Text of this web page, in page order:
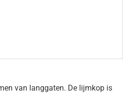
van langgaten. De lijmkop is